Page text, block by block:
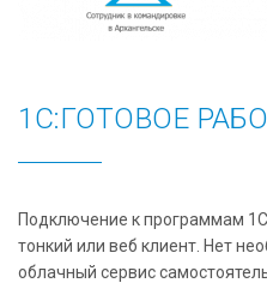
1C:ГОТОВОЕ
Подключение к программам
тонкий или веб клиент. Нет
облачный сервис